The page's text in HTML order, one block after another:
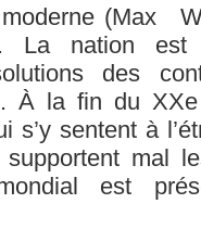
moderne (Max
La nation
des
À la fin du
s’y sentent à
mal
est